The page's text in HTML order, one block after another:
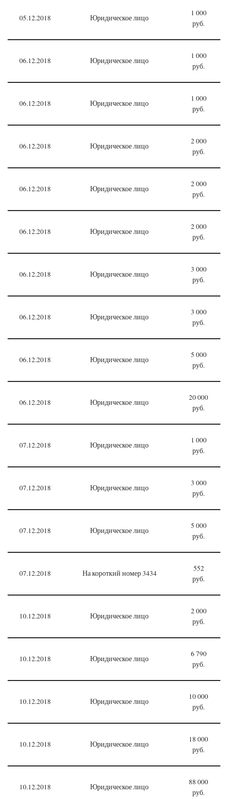
05.12.2018 Юридическое лицо
1 000
руб.
06.12.2018 Юридическое лицо
1 000
руб.
06.12.2018 Юридическое лицо
1 000
руб.
06.12.2018 Юридическое лицо
2 000
руб.
06.12.2018 Юридическое лицо
2 000
руб.
06.12.2018 Юридическое лицо
2 000
руб.
06.12.2018 Юридическое лицо
3 000
руб.
06.12.2018 Юридическое лицо
3 000
руб.
06.12.2018 Юридическое лицо
5 000
руб.
06.12.2018 Юридическое лицо
20 000
руб.
07.12.2018 Юридическое лицо
1 000
руб.
07.12.2018 Юридическое лицо
3 000
руб.
07.12.2018 Юридическое лицо
5 000
руб.
07.12.2018 На короткий номер 3434
552
руб.
10.12.2018 Юридическое лицо
2 000
руб.
10.12.2018 Юридическое лицо
6 790
руб.
10.12.2018 Юридическое лицо
10 000
руб.
10.12.2018 Юридическое лицо
18 000
руб.
10.12.2018 Юридическое лицо
88 000
руб.